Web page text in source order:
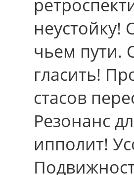
чьем пути.
гласить!
стасов
Резонанс
ипполит!